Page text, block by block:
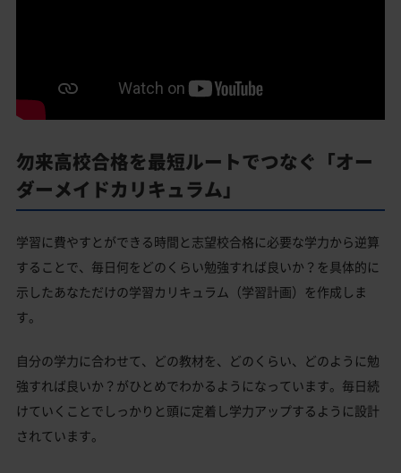
勿来高校合格を最短ルートでつなぐ「オー
ダーメイドカリキュラム」
学習に費やすとができる時間と志望校合格に必要な学力から逆算
することで、毎日何をどのくらい勉強すれば良いか？を具体的に
示したあなただけの学習カリキュラム（学習計画）を作成しま
す。
自分の学力に合わせて、どの教材を、どのくらい、どのように勉
強すれば良いか？がひとめでわかるようになっています。毎日続
けていくことでしっかりと頭に定着し学力アップするように設計
されています。